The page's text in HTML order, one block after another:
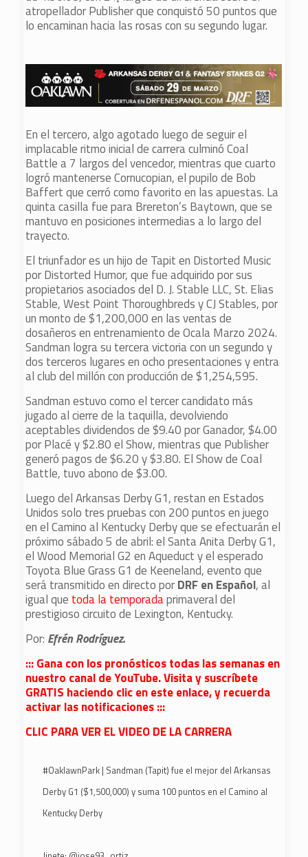
atropellador Publisher que conquistó 50 puntos que
lo encaminan hacia las rosas con su segundo lugar.
En el tercero, algo agotado luego de seguir el
implacable ritmo inicial de carrera culminó Coal
Battle a 7 largos del vencedor, mientras que cuarto
logró mantenerse Cornucopian, el pupilo de Bob
Baffert que cerró como favorito en las apuestas. La
quinta casilla fue para Brereton’s Baytown, que se
mantuvo en posiciones intermedias a lo largo del
trayecto.
El triunfador es un hijo de Tapit en Distorted Music
por Distorted Humor, que fue adquirido por sus
propietarios asociados del D. J. Stable LLC, St. Elias
Stable, West Point Thoroughbreds y CJ Stables, por
un monto de $1,200,000 en las ventas de
dosañeros en entrenamiento de Ocala Marzo 2024.
Sandman logra su tercera victoria con un segundo y
dos terceros lugares en ocho presentaciones y entra
al club del millón con producción de $1,254,595.
Sandman estuvo como el tercer candidato más
jugado al cierre de la taquilla, devolviendo
aceptables dividendos de $9.40 por Ganador, $4.00
por Placé y $2.80 el Show, mientras que Publisher
generó pagos de $6.20 y $3.80. El Show de Coal
Battle, tuvo abono de $3.00.
Luego del Arkansas Derby G1, restan en Estados
Unidos solo tres pruebas con 200 puntos en juego
en el Camino al Kentucky Derby que se efectuarán el
próximo sábado 5 de abril: el Santa Anita Derby G1,
el Wood Memorial G2 en Aqueduct y el esperado
Toyota Blue Grass G1 de Keeneland, evento que
será transmitido en directo porDRF en Español, al
igual que toda la temporadaprimaveral del
prestigioso circuito de Lexington, Kentucky.
Por: Efrén Rodríguez.
::: Gana con los pronósticos todas las semanas en
nuestro canal de YouTube. Visita y suscríbete
GRATIS haciendo clic en este enlace, y recuerda
activar las notificaciones :::
CLIC PARA VER EL VIDEO DE LA CARRERA
#OaklawnPark | Sandman (Tapit) fue el mejor del Arkansas
Derby G1 ($1,500,000) y suma 100 puntos en el Camino al
Kentucky Derby